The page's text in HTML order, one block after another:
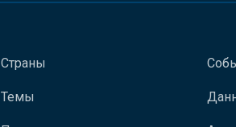
Страны
Темы